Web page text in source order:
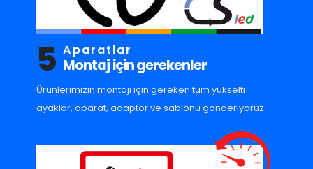
5 Aparatlar
Montaj için gerekenler
Ürünlerimizin montajı için gereken tüm yükselti
ayaklar, aparat, adaptor ve sablonu gönderiyoruz.